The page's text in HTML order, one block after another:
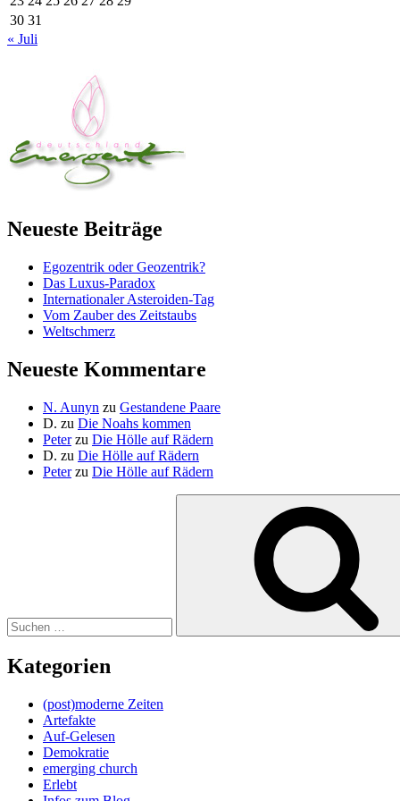
30 31
« Juli
Neueste Beiträge
Egozentrik oder Geozentrik?
Das Luxus-Paradox
Internationaler Asteroiden-Tag
Vom Zauber des Zeitstaubs
Weltschmerz
Neueste Kommentare
N. Aunyn zu Gestandene Paare
D. zu Die Noahs kommen
Peterzu Die Hölle auf Rädern
D. zu Die Hölle auf Rädern
Peterzu Die Hölle auf Rädern
Kategorien
(post)moderne Zeiten
Artefakte
Auf-Gelesen
Demokratie
emerging church
Erlebt